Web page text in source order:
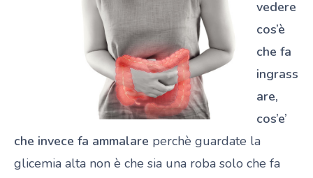
vedere
cos’è
che fa
ingrass
are,
cos’e’
che invece fa ammalare perchè guardate la
glicemia alta non è che sia una roba solo che fa